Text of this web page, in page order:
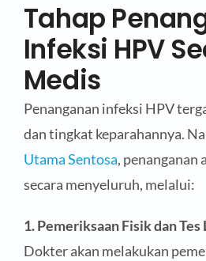
Tahap
Infeksi HPV
Medis
Penanganan infeksi HPV
dan tingkat keparahannya.
Utama Sentosa, penanganan
secara menyeluruh, melalui:
1. Pemeriksaan Fisik dan
Dokter akan melakukan